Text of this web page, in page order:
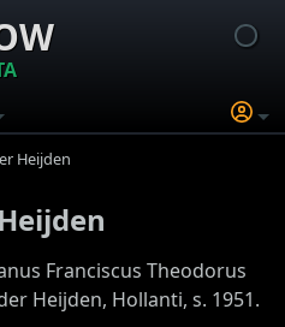
Heijden
Franciscus Theodorus
Heijden, Hollanti, s. 1951.